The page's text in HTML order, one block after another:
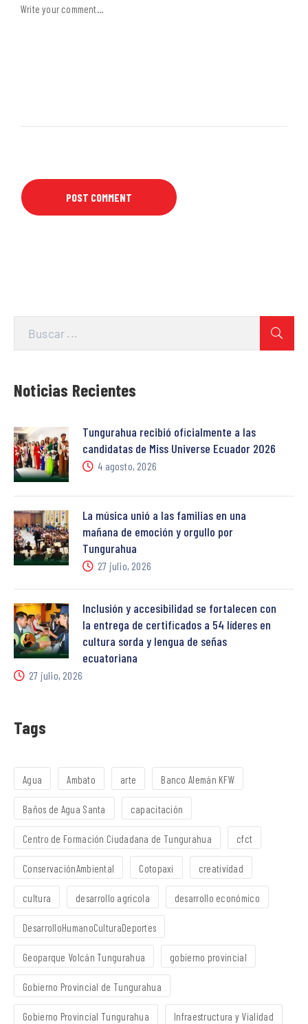
Noticias Recientes
Tungurahua recibió oficialmente a las
candidatas de Miss Universe Ecuador 2026
4 agosto, 2026
La música unió a las familias en una
mañana de emoción y orgullo por
Tungurahua
27 julio, 2026
Inclusión y accesibilidad se fortalecen con
la entrega de certificados a 54 líderes en
cultura sorda y lengua de señas
ecuatoriana
27 julio, 2026
Tags
Agua Ambato arte Banco Alemán KFW
Baños de Agua Santa capacitación
Centro de Formación Ciudadana de Tungurahua cfct
ConservaciónAmbiental Cotopaxi creatividad
cultura desarrollo agrícola desarrollo económico
DesarrolloHumanoCulturaDeportes
Geoparque Volcán Tungurahua gobierno provincial
Gobierno Provincial de Tungurahua
Gobierno Provincial Tungurahua Infraestructura y Vialidad